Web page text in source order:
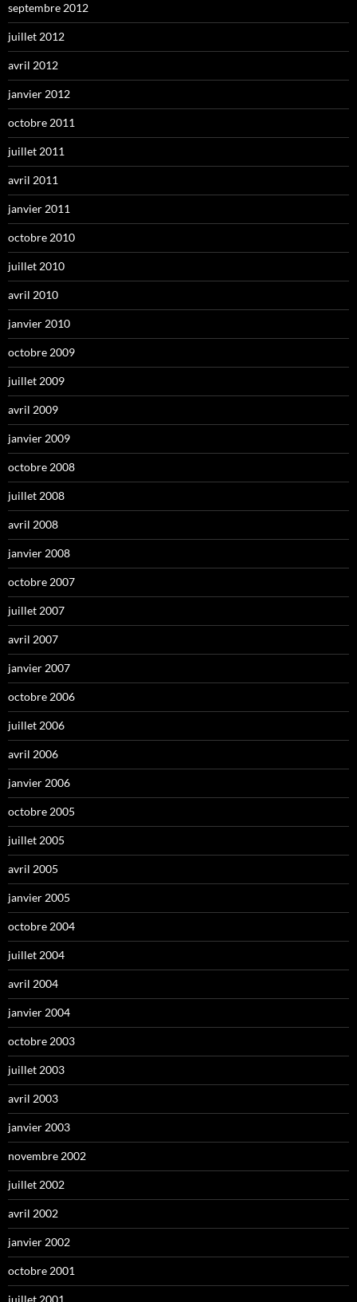
septembre 2012
juillet 2012
avril 2012
janvier 2012
octobre 2011
juillet 2011
avril 2011
janvier 2011
octobre 2010
juillet 2010
avril 2010
janvier 2010
octobre 2009
juillet 2009
avril 2009
janvier 2009
octobre 2008
juillet 2008
avril 2008
janvier 2008
octobre 2007
juillet 2007
avril 2007
janvier 2007
octobre 2006
juillet 2006
avril 2006
janvier 2006
octobre 2005
juillet 2005
avril 2005
janvier 2005
octobre 2004
juillet 2004
avril 2004
janvier 2004
octobre 2003
juillet 2003
avril 2003
janvier 2003
novembre 2002
juillet 2002
avril 2002
janvier 2002
octobre 2001